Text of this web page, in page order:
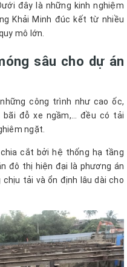
đây là những kinh nghiệm
Khải Minh đúc kết từ nhiều
mô lớn.
sâu cho dự án
công trình như cao ốc,
đỗ xe ngầm,… đều có tải
ngặt.
cắt bởi hệ thống hạ tầng
đô thị hiện đại là phương án
tải và ổn định lâu dài cho